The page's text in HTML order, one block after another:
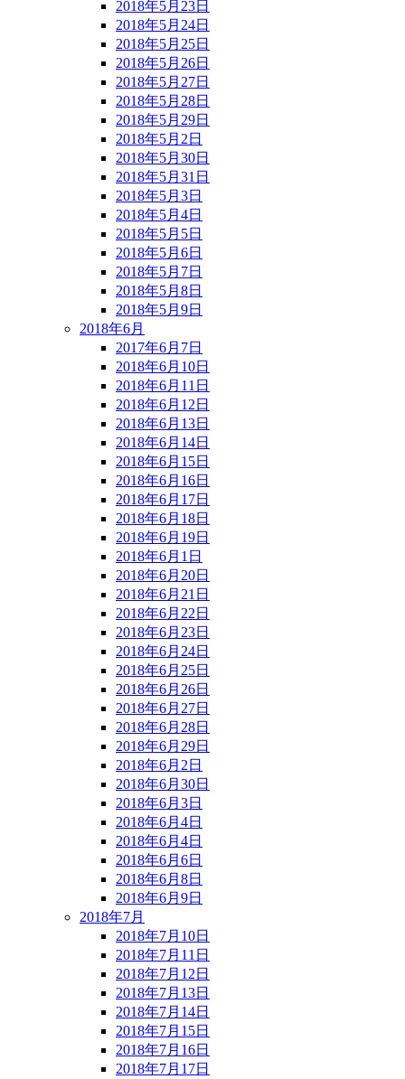
2018年5月23日
2018年5月24日
2018年5月25日
2018年5月26日
2018年5月27日
2018年5月28日
2018年5月29日
2018年5月2日
2018年5月30日
2018年5月31日
2018年5月3日
2018年5月4日
2018年5月5日
2018年5月6日
2018年5月7日
2018年5月8日
2018年5月9日
2018年6月
2017年6月7日
2018年6月10日
2018年6月11日
2018年6月12日
2018年6月13日
2018年6月14日
2018年6月15日
2018年6月16日
2018年6月17日
2018年6月18日
2018年6月19日
2018年6月1日
2018年6月20日
2018年6月21日
2018年6月22日
2018年6月23日
2018年6月24日
2018年6月25日
2018年6月26日
2018年6月27日
2018年6月28日
2018年6月29日
2018年6月2日
2018年6月30日
2018年6月3日
2018年6月4日
2018年6月4日
2018年6月6日
2018年6月8日
2018年6月9日
2018年7月
2018年7月10日
2018年7月11日
2018年7月12日
2018年7月13日
2018年7月14日
2018年7月15日
2018年7月16日
2018年7月17日